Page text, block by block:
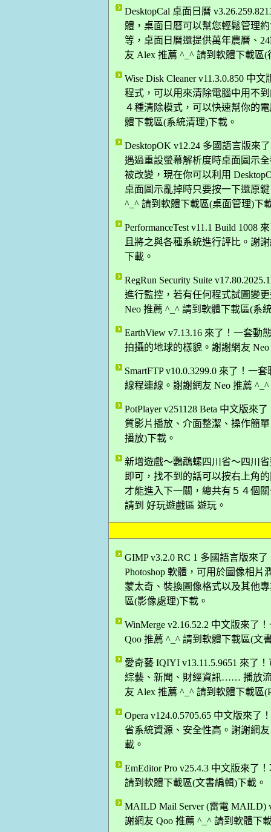
DesktopCal 桌面日曆
體，桌面日曆可以幫您輕鬆管理
等，桌面日曆還提供萬年農曆、
友 Alex 推薦 ^_^ 請到軟體下載區(
Wise Disk Cleaner v11.3.0.850 中
程式，可以用來清除電腦中用不
４種清除模式，可以快速幫你的
體下載區(系統清理)下載。
DesktopOK v12.24 多國語言版來
遇過重設螢幕解析度時桌面圖示
被改變，現在你可以利用
桌面圖示亂掉時只要按一下還原
^_^ 請到軟體下載區(桌面管理)下
PerformanceTest v11.1 Build
且將之與各種系統進行評比。謝
下載。
RegRun Security Suite
進行監控，若有任何程式試圖變
Neo 推薦 ^_^ 請到軟體下載區(系
EarthView v7.13.16 來了！一套
拍攝的地球的樣貌。謝謝網友
SmartFTP v10.0.3299.0 來了！一
線程連線。謝謝網友 Neo 推薦
PotPlayer v251128 Beta 中文版來
質影片播放、介面整潔、操作簡
播放)下載。
新增遊戲～鸚鵡螺四川省～四川
即可，找不到的話可以按右上角
才能進入下一關，總共有５４個
請到 好玩遊戲區 遊玩。
GIMP v3.2.0 RC 1 多國語言版來
Photoshop 軟體，可用於圖像相
蒙太奇、裝換圖像格式以及其他
區(影像處理)下載。
WinMerge v2.16.52.2 中文版來了
Qoo 推薦 ^_^ 請到軟體下載區(文
愛奇藝 IQIYI v13.11.5.9651 來了
綜藝、新聞、財經資訊…… 播放
友 Alex 推薦 ^_^ 請到軟體下載區
Opera v124.0.5705.65 中文版來
省系統資源、安全性高。謝謝網
載。
EmEditor Pro v25.4.3 中文版來了
請到軟體下載區(文書編輯)下載。
MAILD Mail Server (雷電 MAILD)
謝網友 Qoo 推薦 ^_^ 請到軟體下